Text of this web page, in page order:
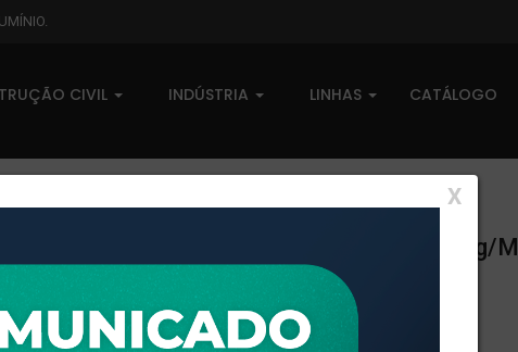
CIVIL INDÚSTRIA LINHAS CATÁLOGO
X
XTL-476 - (XÁ-01) - PESO LINEAR: 0,144kg/m
0 comentários
Disponível sob consulta